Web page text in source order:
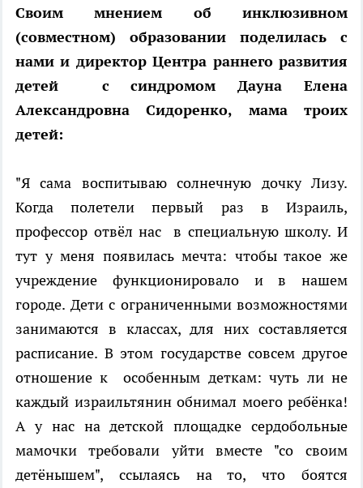
Своим мнением об инклюзивном
(совместном) образовании поделилась с
нами и директор Центра раннего развития
детей с синдромом Дауна Елена
Александровна Сидоренко, мама троих
детей:
"Я сама воспитываю солнечную дочку Лизу.
Когда полетели первый раз в Израиль,
профессор отвёл нас в специальную школу. И
тут у меня появилась мечта: чтобы такое же
учреждение функционировало и в нашем
городе. Дети с ограниченными возможностями
занимаются в классах, для них составляется
расписание. В этом государстве совсем другое
отношение к особенным деткам: чуть ли не
каждый израильтянин обнимал моего ребёнка!
А у нас на детской площадке сердобольные
мамочки требовали уйти вместе "со своим
детёнышем", ссылаясь на то, что боятся